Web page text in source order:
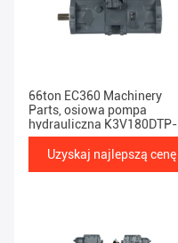
66ton EC360 Machinery
Parts, osiowa pompa
hydrauliczna K3V180DTP-
9N05
Uzyskaj najlepszą cenę